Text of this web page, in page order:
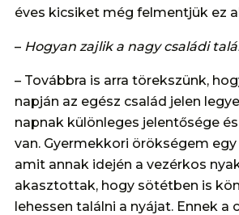
éves kicsiket még felmentjük ez
– Hogyan zajlik a nagy családi
– Továbbra is arra törekszünk,
napján az egész család jelen
napnak különleges jelentősége
van. Gyermekkori örökségem
amit annak idején a vezérkos
akasztottak, hogy sötétben is
lehessen találni a nyájat. Ennek a